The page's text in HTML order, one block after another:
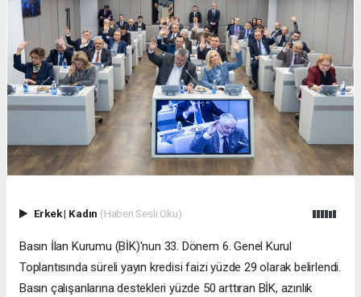
Erkek| Kadın (Haberi Sesli Oku)
Basın İlan Kurumu (BİK)'nun 33. Dönem 6. Genel Kurul
Toplantısında süreli yayın kredisi faizi yüzde 29 olarak belirlendi.
Basın çalışanlarına destekleri yüzde 50 arttıran BİK, azınlık